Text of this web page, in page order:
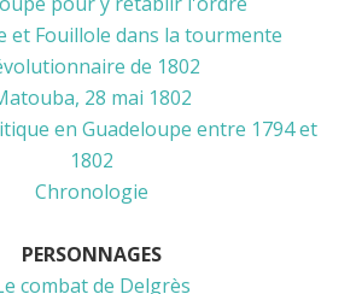
et Fouillole dans la tourmente
de 1802
28 mai 1802
en Guadeloupe entre 1794 et
1802
Chronologie
PERSONNAGES
combat de Delgrès